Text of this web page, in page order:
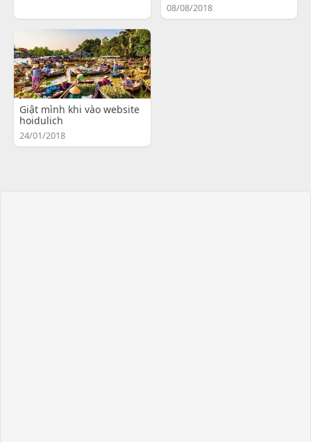
08/08/2018
Giật mình khi vào website
hoidulich
24/01/2018